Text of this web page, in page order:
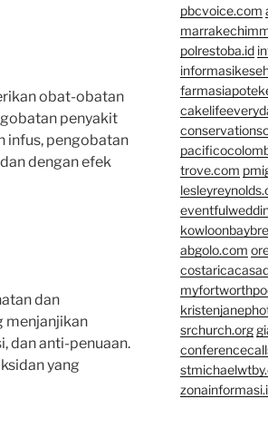
obat-obatan
penyakit
infus, pengobatan
dengan efek
dan
menjanjikan
dan anti-penuaan.
yang
pbcvoice.com
polrestoba.id
trove.com
abgolo.com
srchurch.org